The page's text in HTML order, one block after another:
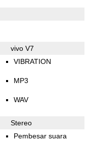
vivo V7
VIBRATION
MP3
WAV
Stereo
Pembesar suara